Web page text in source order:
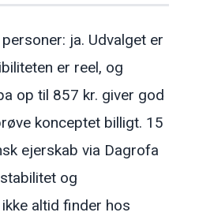
ja. Udvalget er
er reel, og
op til 857 kr. giver god
konceptet billigt. 15
ejerskab via Dagrofa
og
altid finder hos